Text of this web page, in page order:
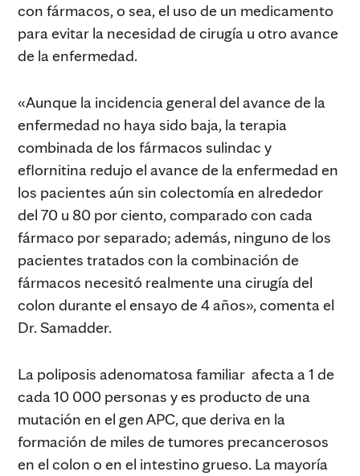
con fármacos, o sea, el uso de un medicamento
para evitar la necesidad de cirugía u otro avance
de la enfermedad.
«Aunque la incidencia general del avance de la
enfermedad no haya sido baja, la terapia
combinada de los fármacos sulindac y
eflornitina redujo el avance de la enfermedad en
los pacientes aún sin colectomía en alrededor
del 70 u 80 por ciento, comparado con cada
fármaco por separado; además, ninguno de los
pacientes tratados con la combinación de
fármacos necesitó realmente una cirugía del
colon durante el ensayo de 4 años», comenta el
Dr. Samadder.
La poliposis adenomatosa familiar afecta a 1 de
cada 10 000 personas y es producto de una
mutación en el gen APC, que deriva en la
formación de miles de tumores precancerosos
en el colon o en el intestino grueso. La mayoría